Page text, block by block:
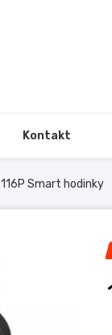
Kontakt
116P Smart hodinky